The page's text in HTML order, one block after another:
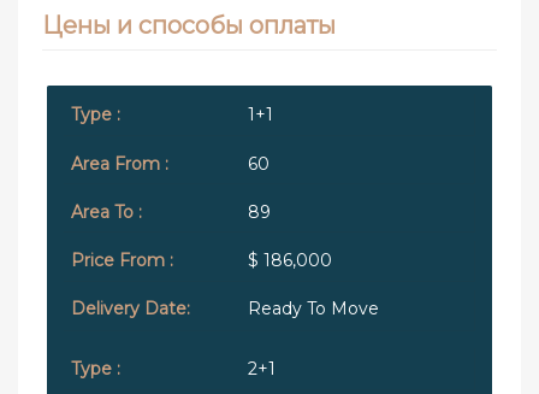
Цены и способы оплаты
1+1
60
89
$ 186,000
Ready To Move
2+1